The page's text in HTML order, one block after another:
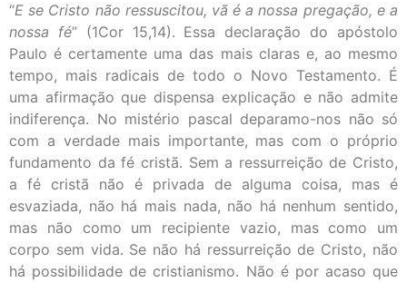
“E se Cristo não ressuscitou, vã é a nossa pregação, e a
nossa fé” (1Cor 15,14). Essa declaração do apóstolo
Paulo é certamente uma das mais claras e, ao mesmo
tempo, mais radicais de todo o Novo Testamento. É
uma afirmação que dispensa explicação e não admite
indiferença. No mistério pascal deparamo-nos não só
com a verdade mais importante, mas com o próprio
fundamento da fé cristã. Sem a ressurreição de Cristo,
a fé cristã não é privada de alguma coisa, mas é
esvaziada, não há mais nada, não há nenhum sentido,
mas não como um recipiente vazio, mas como um
corpo sem vida. Se não há ressurreição de Cristo, não
há possibilidade de cristianismo. Não é por acaso que